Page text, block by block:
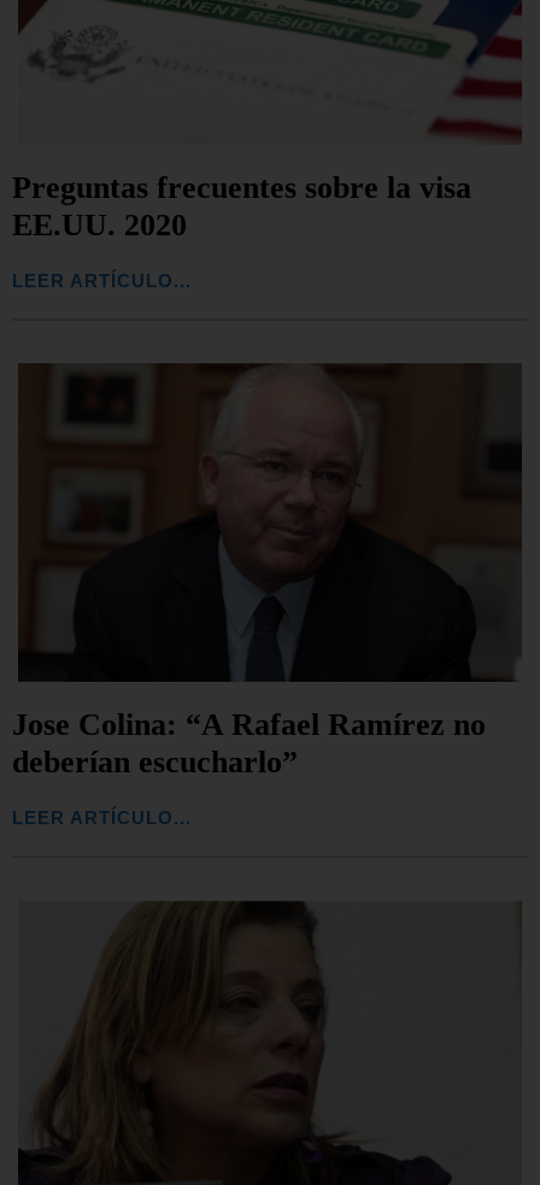
Preguntas frecuentes sobre la visa
EE.UU. 2020
LEER ARTÍCULO...
Jose Colina: “A Rafael Ramírez no
deberían escucharlo”
LEER ARTÍCULO...